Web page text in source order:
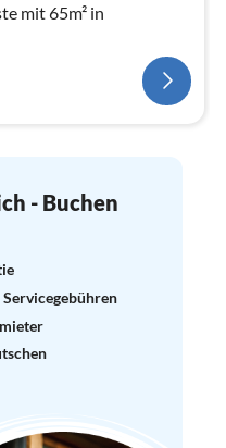
mit 65m² in
- Buchen